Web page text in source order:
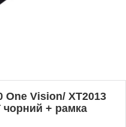
One Vision/ XT2013
чорний + рамка